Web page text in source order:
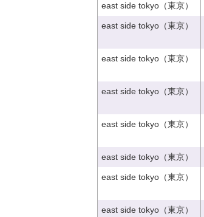
east side tokyo（東京）
east side tokyo（東京）
east side tokyo（東京）
east side tokyo（東京）
east side tokyo（東京）
east side tokyo（東京）
east side tokyo（東京）
east side tokyo（東京）